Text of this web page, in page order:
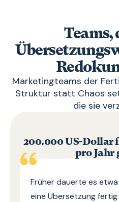
Teams,
Marketingteams der
Struktur statt Chaos
die sie
200.000 US-Dollar
pro Jahr
Früher dauerte es
eine Übersetzung fertig